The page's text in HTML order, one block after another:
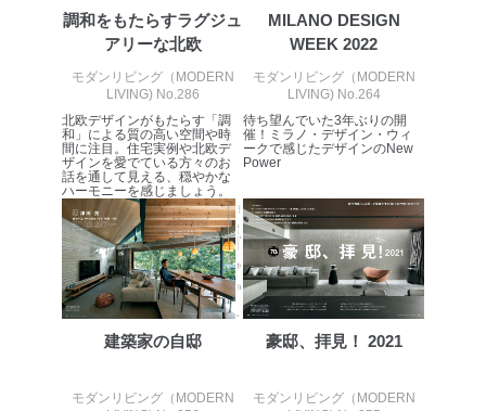
③国の機関又は地方公共団体が法令の定める事務を遂行
することに対して協力する必要がある場合であって、利
用目的を本人に通知し、又は公表することによって当該
事務の遂行に支障を及ぼすおそれがあるとき
④開示対象個人情報の利用目的が明らかな場合
開示対象個人情報については、保有個人データの本人ま
たはその代理人からの利用目的の通知、開示、変更等
（内容の訂正、追加または削除）、利用停止等（「利用
の停止または消去」「第三者への提供の停止」）の求め
に対応させていただいております。 当社顧客の皆様の
個人情報は「マイページ」にログインしていただくこと
で、訂正、追加、変更を行っていただくことが出来ま
す。マイページをご利用いただけない方、その他の方に
つきましては、下記Aをご覧ください。 また、ご登録い
ただいた個人情報のうち、市町村などの名称および郵便
番号、金融機関の名称あるいはクレジットカードの有効
せていただく場合があります。
調和をもたらすラグジュ
アリーな北欧
モダンリビング（MODERN
LIVING) No.286
北欧デザインがもたらす「調
和」による質の高い空間や時
間に注目。住宅実例や北欧デ
ザインを愛でている方々のお
話を通して見える、穏やかな
ハーモニーを感じましょう。
MILANO DESIGN
WEEK 2022
モダンリビング（MODERN
LIVING) No.264
待ち望んでいた3年ぶりの開
催！ミラノ・デザイン・ウィ
ークで感じたデザインのNew
Power
建築家の自邸
モダンリビング（MODERN
豪邸、拝見！ 2021
モダンリビング（MODERN